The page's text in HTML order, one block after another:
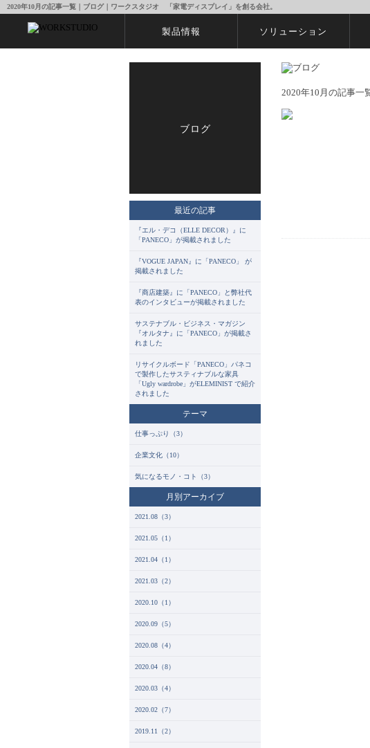
2020年10月の記事一覧｜ブログ｜ワークスタジオ 「家電ディスプレイ」を創る会社。
製品情報 ソリューション
ブログ
最近の記事
『エル・デコ（ELLE DECOR）』に
「PANECO」が掲載されました
『VOGUE JAPAN』に「PANECO」 が
掲載されました
『商店建築』に「PANECO」と弊社代
表のインタビューが掲載されました
サステナブル・ビジネス・マガジン
『オルタナ』に「PANECO」が掲載さ
れました
リサイクルボード「PANECO」パネコ
で製作したサスティナブルな家具
「Ugly wardrobe」がELEMINIST で紹介
されました
テーマ
仕事っぷり（3）
企業文化（10）
気になるモノ・コト（3）
月別アーカイブ
2021.08（3）
2021.05（1）
2021.04（1）
2021.03（2）
2020.10（1）
2020.09（5）
2020.08（4）
2020.04（8）
2020.03（4）
2020.02（7）
2019.11（2）
2020年10月の記事一